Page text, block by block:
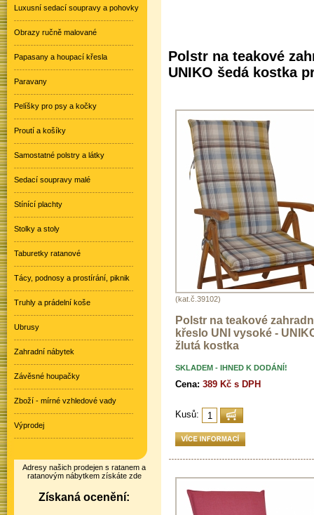
Polstr na teakové
UNIKO šedá kostka
(kat.č.39102)
Polstr na teakové
křeslo UNI vysoké -
žlutá kostka
SKLADEM - IHNED K DODÁNÍ!
Cena: 389 Kč s DPH
Kusů:
Luxusní sedací soupravy a pohovky
Obrazy ručně malované
Papasany a houpací křesla
Paravany
Pelíšky pro psy a kočky
Proutí a košíky
Samostatné polstry a látky
Sedací soupravy malé
Stínící plachty
Stolky a stoly
Taburetky ratanové
Tácy, podnosy a prostírání, piknik
Truhly a prádelní koše
Ubrusy
Zahradní nábytek
Závěsné houpačky
Zboží - mírné vzhledové vady
Výprodej
Adresy našich prodejen s ratanem a
ratanovým nábytkem získáte zde
Získaná ocenění: